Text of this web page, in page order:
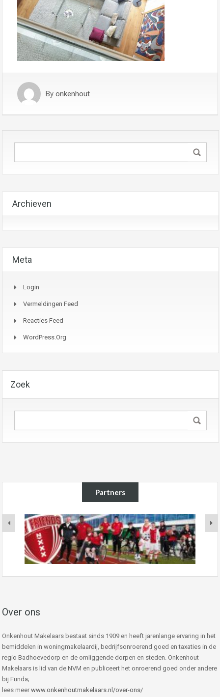
By onkenhout
Archieven
Meta
Login
Vermeldingen Feed
Reacties Feed
WordPress.org
Zoek
Partners
Over ons
Onkenhout Makelaars bestaat sinds 1909 en heeft jarenlange ervaring in het
bemiddelen in woningmakelaardij, bedrijfsonroerend goed en taxaties in de
regio Badhoevedorp en de omliggende dorpen en steden. Onkenhout
Makelaars is lid van de NVM en publiceert het onroerend goed onder andere
bij Funda;
lees meer www.onkenhoutmakelaars.nl/over-ons/